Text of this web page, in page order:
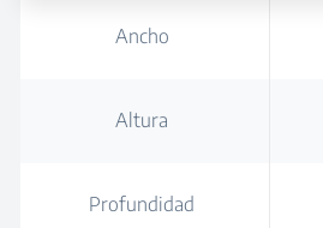
Ancho
Altura
Profundidad